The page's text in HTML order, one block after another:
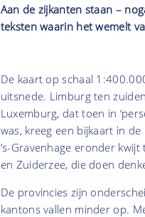
Aan de zijkanten staan –
teksten waarin het wemelt
De kaart op schaal
uitsnede. Limburg ten
Luxemburg, dat toen in
was, kreeg een bijkaart in
’s-Gravenhage eronder
en Zuiderzee, die doen
De provincies zijn
kantons vallen minder op.